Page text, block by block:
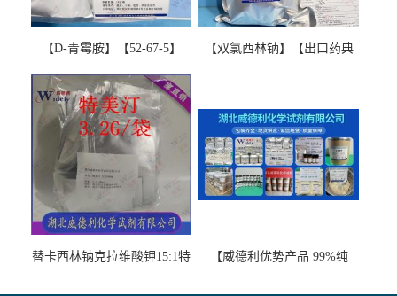
【D-青霉胺】【52-67-5】
图谱检测方法现货供应咨询
张军52-67-5
【双氯西林钠】【出口药典
替卡西林钠克拉维酸钾15:1特
【威德利优势产品 99%纯